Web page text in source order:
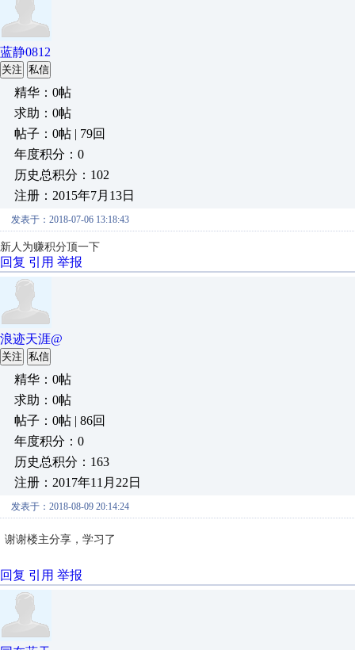
蓝静0812
关注 私信
精华：0帖
求助：0帖
帖子：0帖 | 79回
年度积分：0
历史总积分：102
注册：2015年7月13日
发表于：2018-07-06 13:18:43
新人 为赚积分顶一下
回复 引用 举报
浪迹天涯@
关注 私信
精华：0帖
求助：0帖
帖子：0帖 | 86回
年度积分：0
历史总积分：163
注册：2017年11月22日
发表于：2018-08-09 20:14:24
谢谢楼主分享，学习了
回复 引用 举报